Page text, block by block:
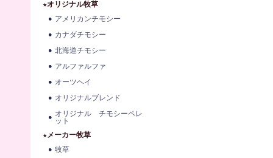
★オリジナル牧草
アメリカンチモシー
カナダチモシー
北海道チモシー
アルファルファ
オーツヘイ
オリジナルブレンド
オリジナル チモシーペレ
ット
★メーカー牧草
牧草